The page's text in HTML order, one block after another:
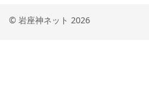
© 岩座神ネット 2026